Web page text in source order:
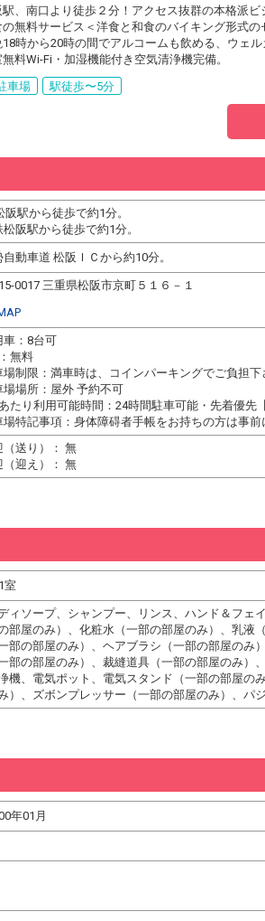
、南口より徒歩２分！アクセス抜群の本格派ビ
無料サービス＜洋食と和食のバイキング形式
時から20時の間でアルコームも飲める、ウェル
料Wi-Fi・加湿機能付き空気清浄機完備。
車場
駅徒歩〜5分
阪駅から徒歩で約1分。
松阪駅から徒歩で約1分。
自動車道 松阪ＩＣから約10分。
0017 三重県松阪市京町５１６－１
車：8台可
無料
場制限：満車時は、コインパーキングでご負担下
場場所：屋外 予約不可
たり利用可能時間：24時間駐車可能・先着優先
場特記事項：身体障碍者手帳をお持ちの方は事
（送り）： 無
（迎え）： 無
室
ィソープ、シャンプー、リンス、ハンド＆フェ
部屋のみ）、化粧水（一部の部屋のみ）、乳液
一部の部屋のみ）、ヘアブラシ（一部の部屋の
一部の部屋のみ）、裁縫道具（一部の部屋のみ
機、電気ポット、電気スタンド（一部の部屋の
）、ズボンプレッサー（一部の部屋のみ）、パ
年01月